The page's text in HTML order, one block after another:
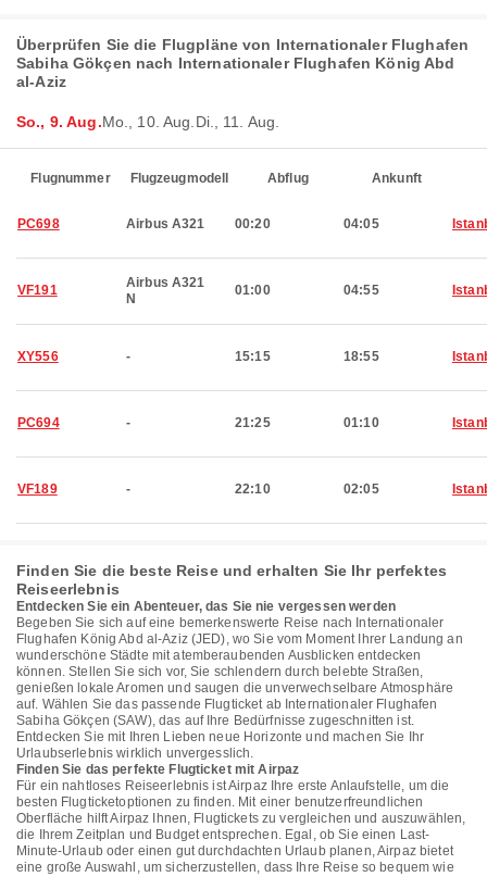
Überprüfen Sie die Flugpläne von Internationaler Flughafen
Sabiha Gökçen nach Internationaler Flughafen König Abd
al-Aziz
So., 9. Aug.Mo., 10. Aug. Di., 11. Aug.
Flugnummer Flugzeugmodell Abflug Ankunft
PC698 Airbus A321 00:20 04:05
VF191
Airbus A321
N
01:00 04:55
XY556 - 15:15 18:55
PC694 - 21:25 01:10
VF189 - 22:10 02:05
Finden Sie die beste Reise und erhalten Sie Ihr perfektes
Reiseerlebnis
Entdecken Sie ein Abenteuer, das Sie nie vergessen werden
Begeben Sie sich auf eine bemerkenswerte Reise nach Internationaler
Flughafen König Abd al-Aziz (JED), wo Sie vom Moment Ihrer Landung an
wunderschöne Städte mit atemberaubenden Ausblicken entdecken
können. Stellen Sie sich vor, Sie schlendern durch belebte Straßen,
genießen lokale Aromen und saugen die unverwechselbare Atmosphäre
auf. Wählen Sie das passende Flugticket ab Internationaler Flughafen
Sabiha Gökçen (SAW), das auf Ihre Bedürfnisse zugeschnitten ist.
Entdecken Sie mit Ihren Lieben neue Horizonte und machen Sie Ihr
Urlaubserlebnis wirklich unvergesslich.
Finden Sie das perfekte Flugticket mit Airpaz
Für ein nahtloses Reiseerlebnis ist Airpaz Ihre erste Anlaufstelle, um die
besten Flugticketoptionen zu finden. Mit einer benutzerfreundlichen
Oberfläche hilft Airpaz Ihnen, Flugtickets zu vergleichen und auszuwählen,
die Ihrem Zeitplan und Budget entsprechen. Egal, ob Sie einen Last-
Minute-Urlaub oder einen gut durchdachten Urlaub planen, Airpaz bietet
eine große Auswahl, um sicherzustellen, dass Ihre Reise so bequem wie